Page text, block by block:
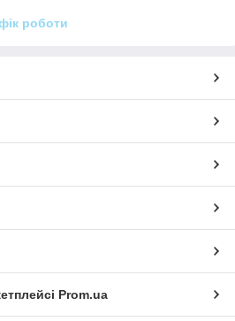
роботи
Prom.ua